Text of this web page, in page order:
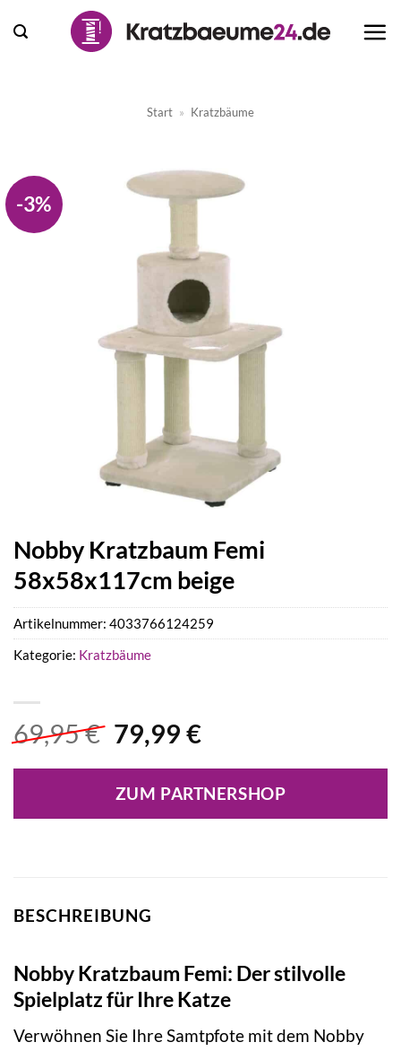
Inhalt
Start » Kratzbäume
-3%
Nobby Kratzbaum Femi
58x58x117cm beige
69,95€ Ursprünglicher
war:
69,95 €
79,99 €Aktueller
ist:
79,99 €.
ZUM PARTNERSHOP
Artikelnummer: 4033766124259
Kategorie: Kratzbäume
BESCHREIBUNG
Nobby Kratzbaum Femi: Der stilvolle
Spielplatz für Ihre Katze
Verwöhnen Sie Ihre Samtpfote mit dem Nobby